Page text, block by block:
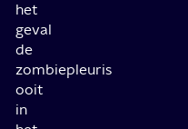
het
geval
de
zombiepleuris
ooit
in